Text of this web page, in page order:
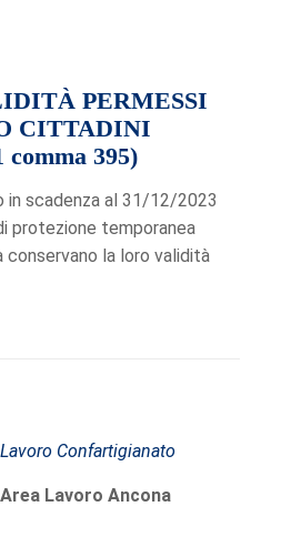
PERMESSI
CITTADINI
395)
in scadenza al 31/12/2023
protezione temporanea
conservano la loro validità
Confartigianato
Lavoro Ancona